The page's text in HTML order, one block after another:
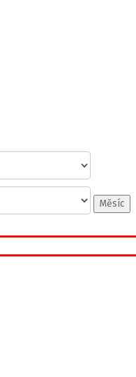
Měsíc